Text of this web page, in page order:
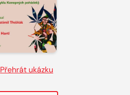
Přehrát ukázku